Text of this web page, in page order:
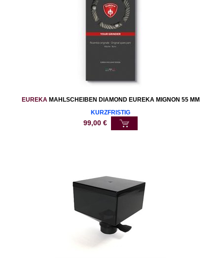
EUREKA MAHLSCHEIBEN DIAMOND EUREKA MIGNON 55 MM
KURZFRISTIG
99,00 €